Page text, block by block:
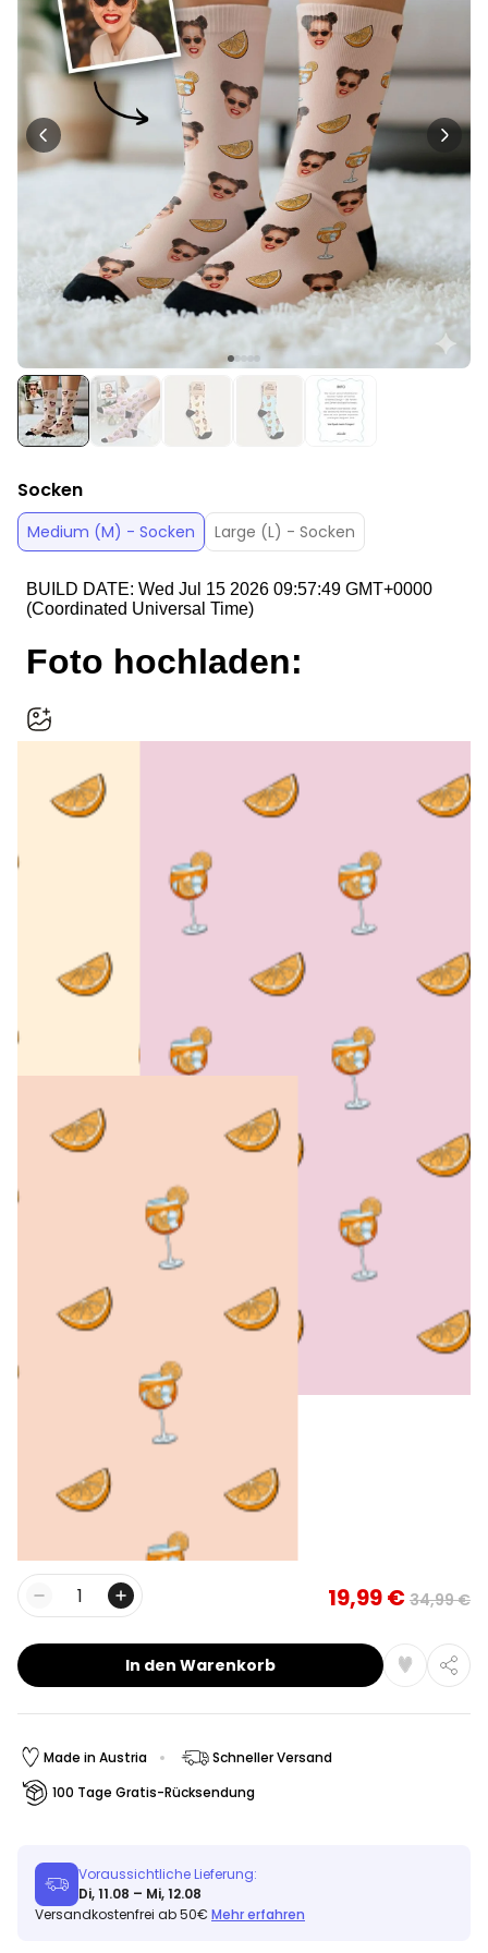
Personalisierbar
Personalisierbarer Bierkrug
mit Logo und Gesicht
über 68.600
mal gekauft
39,99 €
Personalisierbar
Personalisierbarer Pullover
mit deiner Zeichnung vorne
und hinten
über 600
gekauft
49,99 €
Personalisierbar
Personalisierbares
Geschenkpapier mit Gesicht
über 16.800
19,99 €
Socken
Medium (M) - Socken Large (L) - Socken
Menge 19,99 € 34,99 €
In den Warenkorb
Made in Austria
Schneller Versand
100 Tage Gratis-Rücksendung
Voraussichtliche Lieferung:
Di, 11.08 – Mi, 12.08
Versandkostenfrei ab 50€ Mehr erfahren